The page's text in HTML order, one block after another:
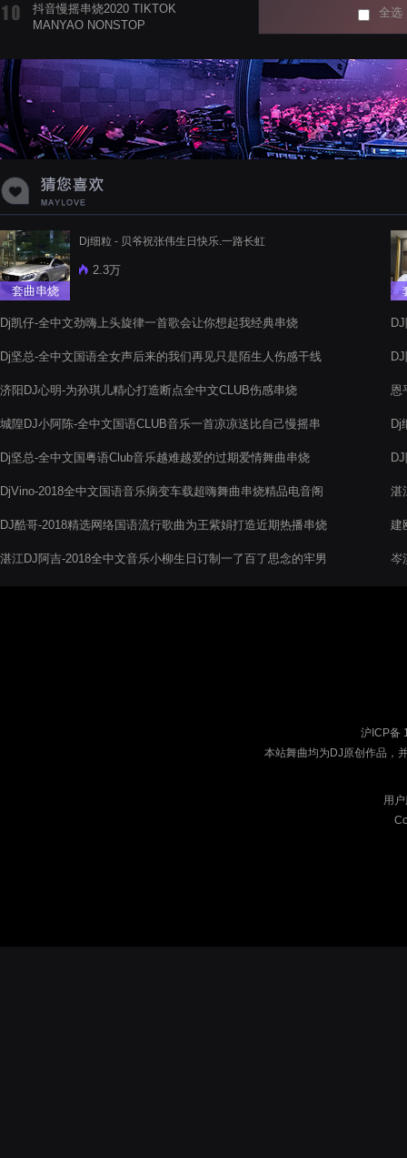
抖音慢摇串烧2020 TIKTOK
MANYAO NONSTOP
蝉爸爸妈妈爱存在夏天的风是想你的
声音啊
全选
套曲串烧
Dj细粒 - 贝爷祝张伟生日快乐.一路长虹
2.3万
Dj凯仔-全中文劲嗨上头旋律一首歌会让你想起我经典串烧
Dj坚总-全中文国语全女声后来的我们再见只是陌生人伤感干线
济阳DJ心明-为孙琪儿精心打造断点全中文CLUB伤感串烧
城隍DJ小阿陈-全中文国语CLUB音乐一首凉凉送比自己慢摇串
Dj坚总-全中文国粤语Club音乐越难越爱的过期爱情舞曲串烧
DjVino-2018全中文国语音乐病变车载超嗨舞曲串烧精品电音阁
DJ酷哥-2018精选网络国语流行歌曲为王紫娟打造近期热播串烧
湛江DJ阿吉-2018全中文音乐小柳生日订制一了百了思念的牢男
恩
Dj
湛
建
岑
沪ICP备
本站舞曲均为DJ原创作品，
用